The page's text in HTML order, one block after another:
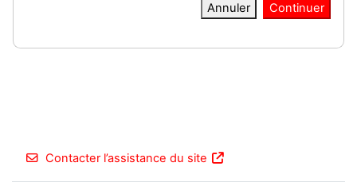
Annuler Continuer
Contacter l’assistance du site